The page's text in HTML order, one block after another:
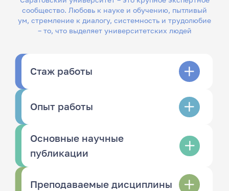
сообщество. Любовь к науке и обучению, пытливый
ум, стремление к диалогу, системность и трудолюбие
– то, что выделяет университетских людей
Стаж работы
Опыт работы
Основные научные
публикации
Преподаваемые дисциплины